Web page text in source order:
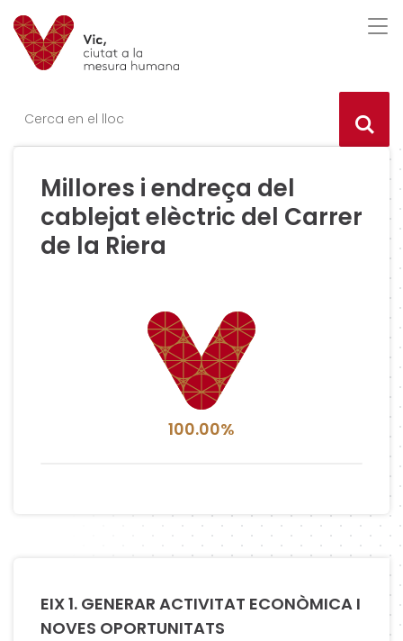
Saltar al contingut
Saltar a la navegació
Informació de contacte
Millores i endreça del
cablejat elèctric del Carrer
de la Riera
100.00%
EIX 1. GENERAR ACTIVITAT ECONÒMICA I
NOVES OPORTUNITATS